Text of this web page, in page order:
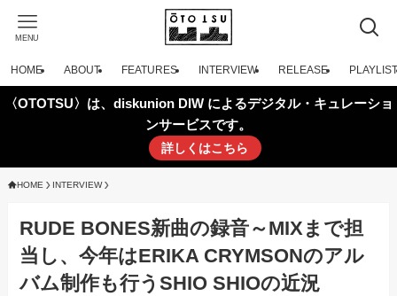
MENU
HOME ABOUT FEATURES INTERVIEW RELEASE PLAYLIST
〈OTOTSU〉は、diskunion DIW によるデジタル・キュレーショ
ンサービスです。
詳しくはこちら
HOME INTERVIEW
RUDE BONES新曲の録音～MIXまで担
当し、今年はERIKA CRYMSONのアル
バム制作も行うSHIO SHIOの近況